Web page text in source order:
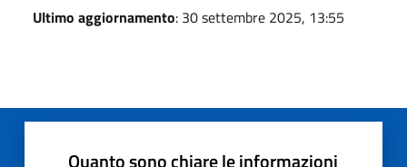
Ultimo aggiornamento: 30 settembre 2025, 13:55
Quanto sono chiare le informazioni